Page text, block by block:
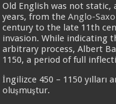
Old English was not static,
years, from theAnglo-
century to the late 11th
invasion. While indicating
arbitrary process, Albert
1150, a period of full
İngilizce 450 – 1150 yılları
oluşmuştur.